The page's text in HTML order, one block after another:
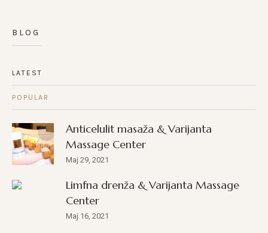
BLOG
LATEST
POPULAR
Anticelulit masaža & Varijanta
Massage Center
Maj 29, 2021
Limfna drenža & Varijanta Massage
Center
Maj 16, 2021